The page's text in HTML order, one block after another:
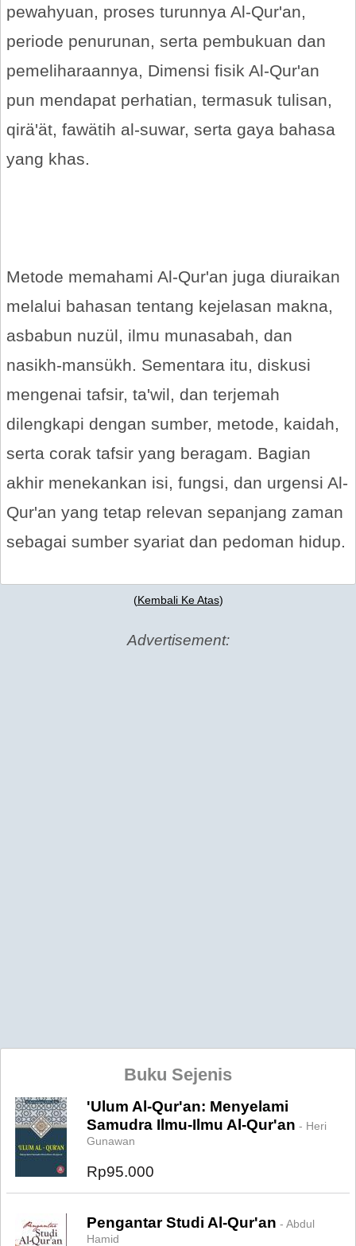
pewahyuan, proses turunnya Al-Qur'an,
periode penurunan, serta pembukuan dan
pemeliharaannya, Dimensi fisik Al-Qur'an
pun mendapat perhatian, termasuk tulisan,
qirä'ät, fawätih al-suwar, serta gaya bahasa
yang khas.
Metode memahami Al-Qur'an juga diuraikan
melalui bahasan tentang kejelasan makna,
asbabun nuzül, ilmu munasabah, dan
nasikh-mansükh. Sementara itu, diskusi
mengenai tafsir, ta'wil, dan terjemah
dilengkapi dengan sumber, metode, kaidah,
serta corak tafsir yang beragam. Bagian
akhir menekankan isi, fungsi, dan urgensi Al-
Qur'an yang tetap relevan sepanjang zaman
sebagai sumber syariat dan pedoman hidup.
(Kembali Ke Atas)
Advertisement:
Buku Sejenis
'Ulum Al-Qur'an: Menyelami
Samudra Ilmu-Ilmu Al-Qur'an - Heri
Gunawan
Rp95.000
Pengantar Studi Al-Qur'an - Abdul
Hamid